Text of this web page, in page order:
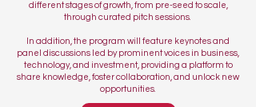
different stages of growth, from pre-seed to scale,
through curated pitch sessions.
In addition, the program will feature keynotes and
panel discussions led by prominent voices in business,
technology, and investment, providing a platform to
share knowledge, foster collaboration, and unlock new
opportunities.